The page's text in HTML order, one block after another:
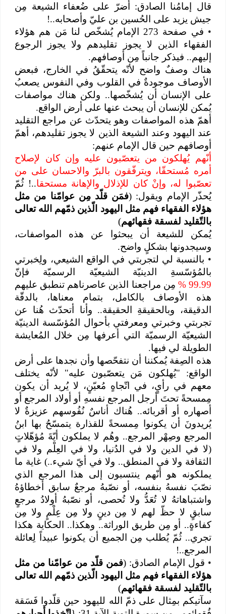
قال إمامُنا الصادق: أضرّ على ضُعفاء الشيعة مِن
جيش يزيد على الحُسين بن عليّ وأصحابه..!
•
في صفحة 273 الإمام يُشخّص لنا مَن هم هؤلاء
الفقهاء الذين لا يجوز تقليدهم ولا يجوز الرجوع
إليهم.. فيذكر جانباً مِن أوصافهم.
هناك وصفٌ واضح لأنّه يتحقّقُ في الخارج، فبعض
الأوصاف موجودةٌ في القلوب وفي النفوس يصعبُ
على الإنسان أن يُشخّصها.. ولكن هناك مواصفات
يُمكن للإنسان أن يبحث عنها على أرض الواقع.
أهمّ هذه المواصفات وهو يتحدّث عن مراجع التقليد
عند اليهود وعند الشيعة الذين لا يجوز تقليدهم، أهمّ
أوصافهم حين قال الإمام عنهم:
أنّهم يُهلكون من يتعصّبون عليه وإن كان لإصلاح
أمره مُستحقّا، ويترفّقون بالبرّ والاحسان على من
تعصّبوا له، وإنْ كان للإذلال والإهانة مستحقا..! ثُمّ
يُحذّر الإمام ويقول: ( فمَن قلّد مِن عوامّنا من مثل
هؤلاء الفقهاء فهم مثل اليهود الّذين ذمّهم الله تعالى
بالتّقليد لفسقة فقهائهم)
يُمكن للشيعة أن يبحثوا عن هذه المواصفات،
وسيجدونها بشكلٍ واضح.
بالنسبة لي لتجربتي في الواقع الشيعي، ولِخبرتي
بالمُؤسّسةِ الدينيّة الشيعيّة الرسميّة فإنّ
99.99 %
مِن مراجعنا الذين عاصرناهم تنطبق عليهم
هذه الأوصاف بالكامل، بتمام معناها، بالدقّة
الدقيقة، وبالحقيقةِ الحقيقة.. وأنا أتحدّث هُنا عن
تجربتي وخبرتي ومعرفتي بأحوال المُؤسّسة الدينيّة
الشيعيّة الرسميّة التي أعرفها مِن خلال المُعايشة
الطويلة لي فيها.
هذه الصِفة يُمكننا أن نتفحّصها وأن نجدها على أرض
الواقع: "يُهلكون مَن يتعصّبون عليه" لأنّه يختلف
معهم في رأيٍ، في اتّجاهٍ مُعيّنٍ، لا يُريد أن يكون
مِمسحةً تحتَ أرجل المرجع نفسهِ أو أولاد المرجع أو
أصهاره أو أقربائه.. هُناك أناسٌ نُفُوسهم عزيزةٌ لا
يُريدونَ أن يكونوا مِمسحةً للقذارة يتمسّحُ بها ابنُ
المرجع وصِهْر المرجع.. وهُم لا يملكون أيّةَ مُؤهّلاتٍ
(لا في الدين ولا في الدُنيا، ولا في العِلْم ولا في
الثقافة ولا في المنطق.. ولا في أيّ شيء..) غاية ما
يملكونه هو أنّهم ينتسبون إلى هذا المرجع الذي
نصّبَ نفسهُ بنفسه، أو نصّبهُ مرجعٌ سابق أخطاؤهُ
واشتباهاتهُ لا تُعَدُّ ولا تُحصى، أو نصّبهُ أولادُ مرجعٍ
سابقٍ لا حظّ لهم لا مِن دينٍ ولا مِن عِلْمٍ ولا مِن
كفاءةٍ.. أو مِن طريق الوراثة.. وهكذا.. الحكاية هكذا
تجري.. ثُمّ يُطلب مِن الجميع أن يكونوا عبيداً لِعائلة
المرجع..!
• قول الإمام الصادق: ( فمن قلّد من عوامّنا من مثل
هؤلاء الفقهاء فهم مثل اليهود الّذين ذمّهم الله تعالى
بالتّقليد لفسقة فقهائهم)
سآتيكم بمِثال على ذمّ الله لليهود حين قلّدوا فَسَقة